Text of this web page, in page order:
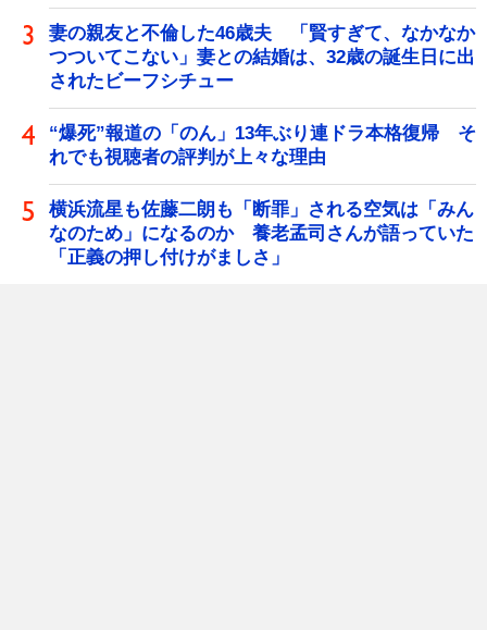
妻の親友と不倫した46歳夫 「賢すぎて、なかなか
つついてこない」妻との結婚は、32歳の誕生日に出
されたビーフシチュー
“爆死”報道の「のん」13年ぶり連ドラ本格復帰 そ
れでも視聴者の評判が上々な理由
横浜流星も佐藤二朗も「断罪」される空気は「みん
なのため」になるのか 養老孟司さんが語っていた
「正義の押し付けがましさ」